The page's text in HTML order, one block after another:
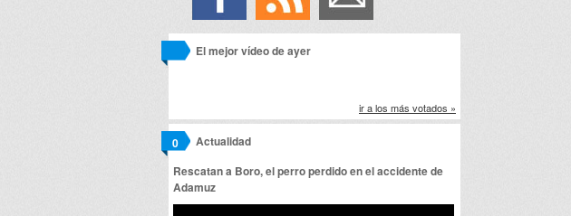
El mejor vídeo de ayer
ir a los más votados »
Actualidad
0
Rescatan a Boro, el perro perdido en el accidente de
Adamuz